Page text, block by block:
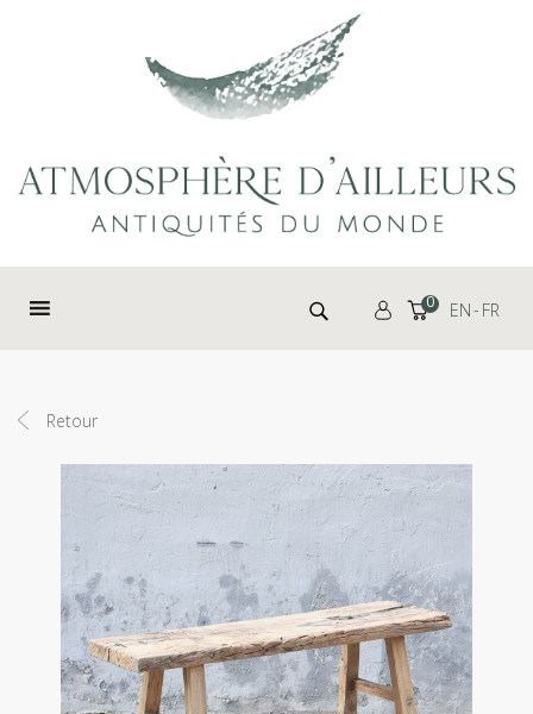
Rechercher : 0 EN FR
Retour